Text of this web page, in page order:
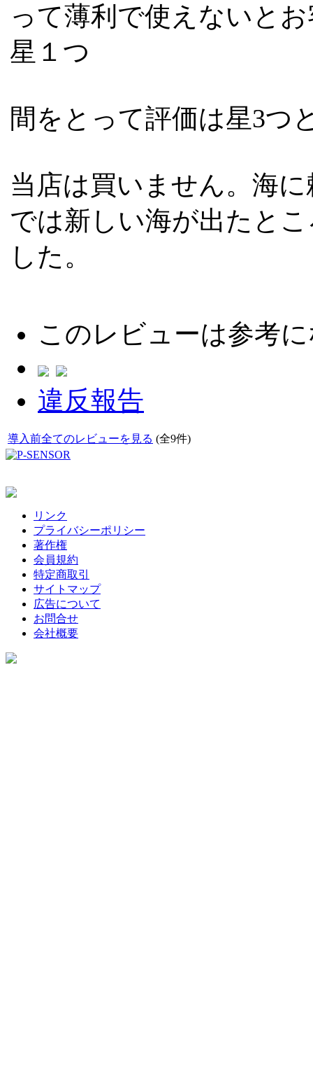
って薄利で使えないと
星１つ
間をとって評価は星3つ
当店は買いません。海
では新しい海が出たと
した。
このレビューは参考
違反報告
導入前全てのレビューを見る (全9件)
リンク
プライバシーポリシー
著作権
会員規約
特定商取引
サイトマップ
広告について
お問合せ
会社概要